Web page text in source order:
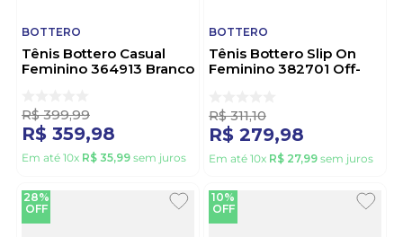
BOTTERO
Tênis Bottero Casual
Feminino 364913 Branco
R$ 399,99
R$ 359,98
Em até 10x R$ 35,99 sem juros
BOTTERO
Tênis Bottero Slip On
Feminino 382701 Off-
R$ 311,10
R$ 279,98
Em até 10x R$ 27,99 sem juros
28%
OFF
10%
OFF